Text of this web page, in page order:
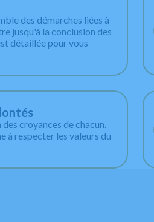
des démarches liées à
jusqu'à la conclusion des
détaillée pour vous
croyances de chacun.
à respecter les valeurs du